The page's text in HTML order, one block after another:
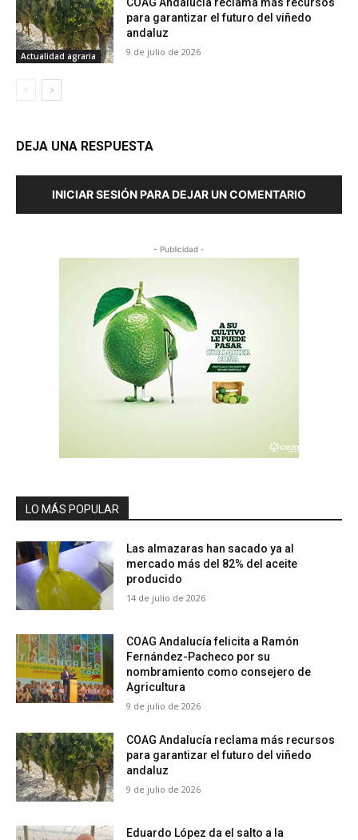
Actualidad agraria
para garantizar el futuro del viñedo
andaluz
9 de julio de 2026
DEJA UNA RESPUESTA
INICIAR SESIÓN PARA DEJAR UN COMENTARIO
- Publicidad -
LO MÁS POPULAR
Las almazaras han sacado ya al
mercado más del 82% del aceite
producido
14 de julio de 2026
COAG Andalucía felicita a Ramón
Fernández-Pacheco por su
nombramiento como consejero de
Agricultura
9 de julio de 2026
COAG Andalucía reclama más recursos
para garantizar el futuro del viñedo
andaluz
9 de julio de 2026
Eduardo López da el salto a la